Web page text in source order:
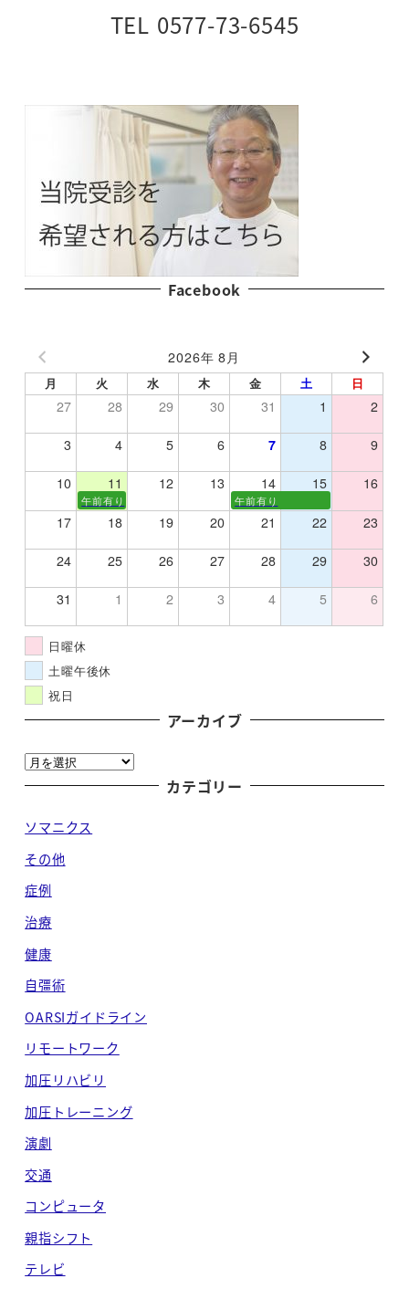
TEL 0577-73-6545
Facebook
2026年 8月
月 火 水 木 金 土 日
27 28 29 30 31 1 2
3 4 5 6 7 8 9
10 11 12 13 14 15 16
午前有り 午前有り
17 18 19 20 21 22 23
24 25 26 27 28 29 30
31 1 2 3 4 5 6
日曜休
土曜午後休
祝日
アーカイブ
ア
ー
イ
ブ
カテゴリー
ソマニクス
その他
症例
治療
健康
自彊術
OARSIガイドライン
リモートワーク
加圧リハビリ
加圧トレーニング
演劇
交通
コンピュータ
親指シフト
テレビ